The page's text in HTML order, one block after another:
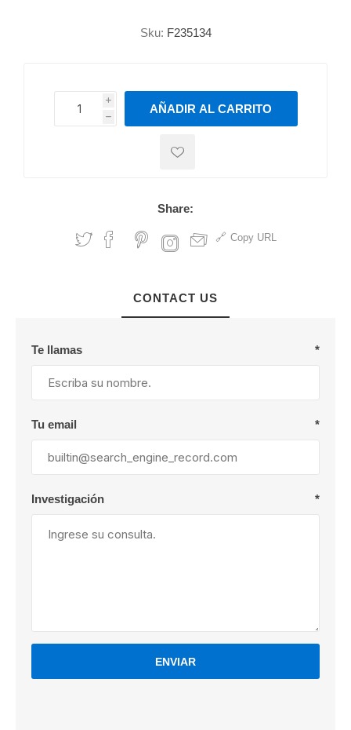
Sku: F235134
i
h
h
AÑADIR AL CARRITO
Share:
Copy URL
CONTACT US
Te llamas *
Tu email *
Investigación *
ENVIAR